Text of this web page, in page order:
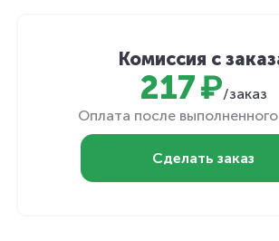
Комиссия с
217 ₽/заказ
Оплата после выполненного
Сделать заказ